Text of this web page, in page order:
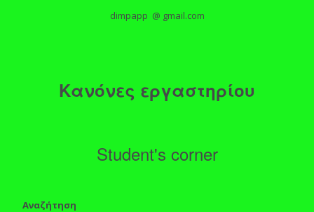
dimpapp @ gmail.com
Κανόνες εργαστηρίου
Student's corner
Αναζήτηση